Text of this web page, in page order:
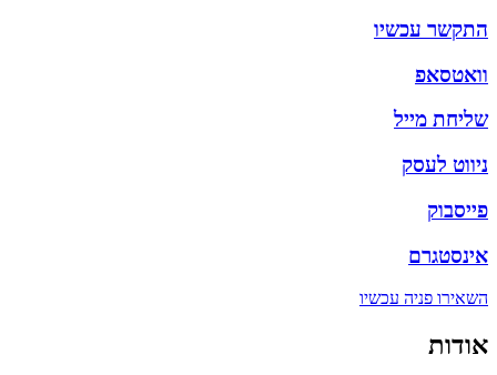
התקשר עכשיו
וואטסאפ
שליחת מייל
ניווט לעסק
פייסבוק
אינסטגרם
השאירו פניה עכשיו
אודות